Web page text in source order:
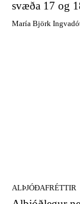
svæða 17 og
María Björk
ALÞJÓÐAFRÉTTIR